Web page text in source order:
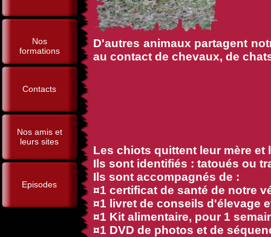
Nos
formations
Contacts
Nos amis et
leurs sites
Episodes
D'autres animaux partagent
au contact de chevaux, de
Les chiots quittent leur mère
Ils sont identifiés : tatoués ou
Ils sont accompagnés de :
¤1 certificat de santé de notre
¤1 livret de conseils d'élevage
¤1 Kit alimentaire, pour 1
¤1 DVD de photos et de